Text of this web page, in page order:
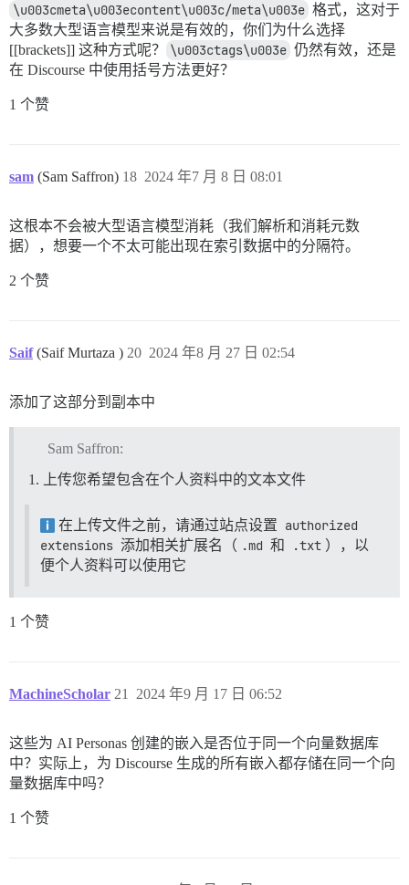
\u003cmeta\u003econtent\u003c/meta\u003e 格式，这对于
大多数大型语言模型来说是有效的，你们为什么选择
[[brackets]] 这种方式呢？
\u003ctags\u003e 仍然有效，还是
在 Discourse 中使用括号方法更好？
1 个赞
sam (Sam Saffron) 2024 年7 月 8 日 08:01
18
这根本不会被大型语言模型消耗（我们解析和消耗元数
据），想要一个不太可能出现在索引数据中的分隔符。
2 个赞
Saif (Saif Murtaza ) 2024 年8 月 27 日 02:54
20
添加了这部分到副本中
Sam Saffron:
上传您希望包含在个人资料中的文本文件
在上传文件之前，请通过站点设置 authorized
extensions 添加相关扩展名（ .md 和 .txt ），以
便个人资料可以使用它
1 个赞
MachineScholar 2024 年9 月 17 日 06:52
21
这些为 AI Personas 创建的嵌入是否位于同一个向量数据库
中？实际上，为 Discourse 生成的所有嵌入都存储在同一个向
量数据库中吗？
1 个赞